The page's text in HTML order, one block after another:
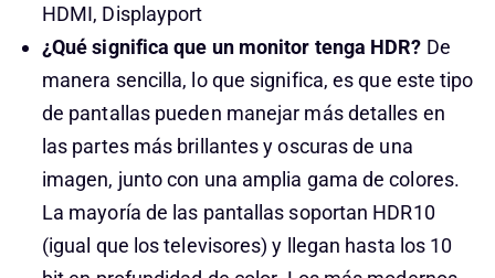
HDMI, Displayport
¿Qué significa que un monitor tenga HDR? De
manera sencilla, lo que significa, es que este tipo
de pantallas pueden manejar más detalles en
las partes más brillantes y oscuras de una
imagen, junto con una amplia gama de colores.
La mayoría de las pantallas soportan HDR10
(igual que los televisores) y llegan hasta los 10